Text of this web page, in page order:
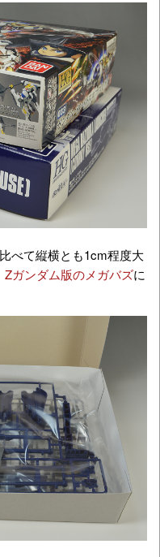
べて縦横とも1cm程度大
Zガンダム版のメガバズに